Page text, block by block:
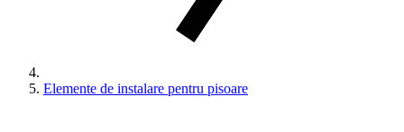
Elemente de instalare pentru pisoare